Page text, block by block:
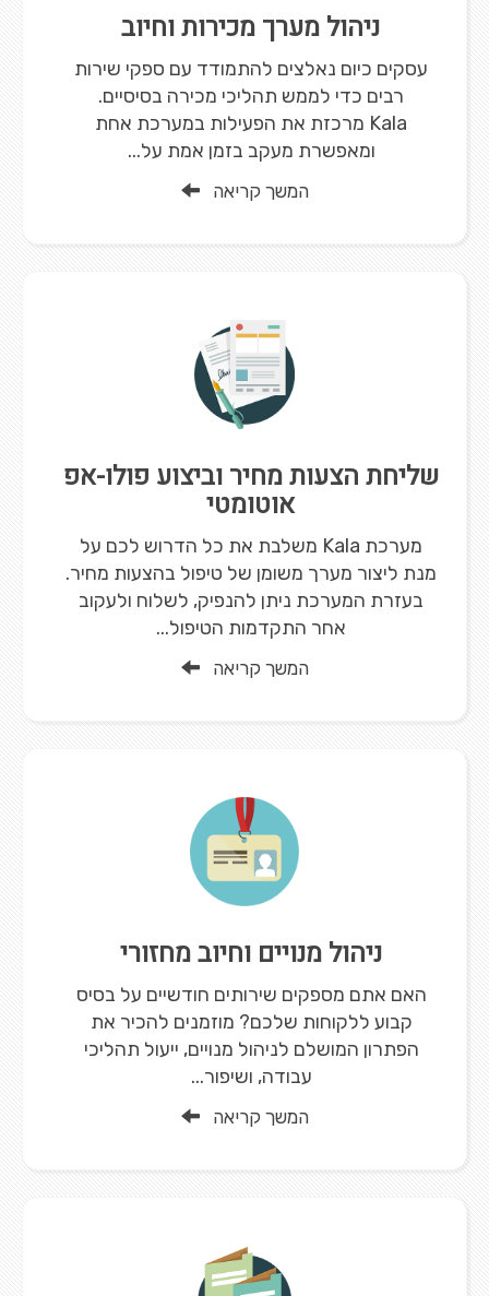
ניהול מערך מכירות וחיוב
עסקים כיום נאלצים להתמודד עם ספקי שירות
רבים כדי לממש תהליכי מכירה בסיסיים.
Kala מרכזת את הפעילות במערכת אחת
ומאפשרת מעקב בזמן אמת על...
המשך קריאה
שליחת הצעות מחיר וביצוע פולו-אפ
אוטומטי
מערכת Kala משלבת את כל הדרוש לכם על
מנת ליצור מערך משומן של טיפול בהצעות מחיר.
בעזרת המערכת ניתן להנפיק, לשלוח ולעקוב
אחר התקדמות הטיפול...
המשך קריאה
ניהול מנויים וחיוב מחזורי
האם אתם מספקים שירותים חודשיים על בסיס
קבוע ללקוחות שלכם? מוזמנים להכיר את
הפתרון המושלם לניהול מנויים, ייעול תהליכי
עבודה, ושיפור...
המשך קריאה